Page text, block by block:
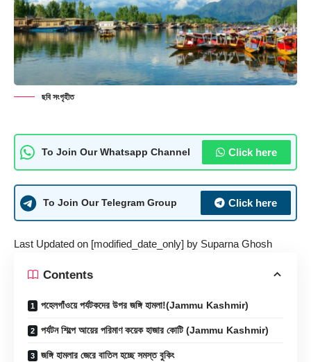
ছবি সংগৃহীত
To Join Our Whatsapp Channel Click here
To Join Our Telegram Group Click here
Last Updated on [modified_date_only] by Suparna Ghosh
Contents
পহেলগাঁওয়ে পর্যটকদের উপর জঙ্গি হামলা!(Jammu Kashmir)
পর্যটন শিল্পে আয়ের পরিমাণ কয়েক হাজার কোটি (Jammu Kashmir)
জঙ্গি হামলার জেরে বাতিল হচ্ছে সমস্ত বুকিং